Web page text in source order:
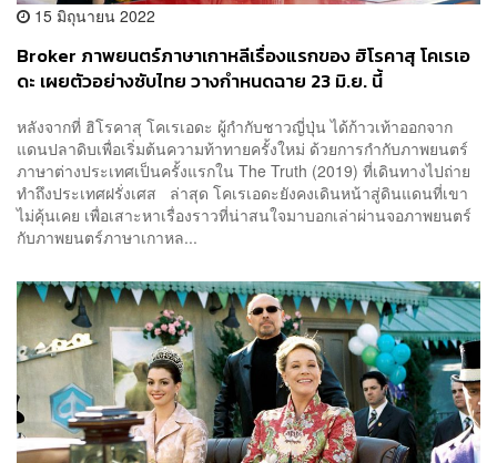
15 มิถุนายน 2022
Broker ภาพยนตร์ภาษาเกาหลีเรื่องแรกของ ฮิโรคาสุ โคเรเอ
ดะ เผยตัวอย่างซับไทย วางกำหนดฉาย 23 มิ.ย. นี้
หลังจากที่ ฮิโรคาสุ โคเรเอดะ ผู้กำกับชาวญี่ปุ่น ได้ก้าวเท้าออกจาก
แดนปลาดิบเพื่อเริ่มต้นความท้าทายครั้งใหม่ ด้วยการกำกับภาพยนตร์
ภาษาต่างประเทศเป็นครั้งแรกใน The Truth (2019) ที่เดินทางไปถ่าย
ทำถึงประเทศฝรั่งเศส ล่าสุด โคเรเอดะยังคงเดินหน้าสู่ดินแดนที่เขา
ไม่คุ้นเคย เพื่อเสาะหาเรื่องราวที่น่าสนใจมาบอกเล่าผ่านจอภาพยนตร์
กับภาพยนตร์ภาษาเกาหล...